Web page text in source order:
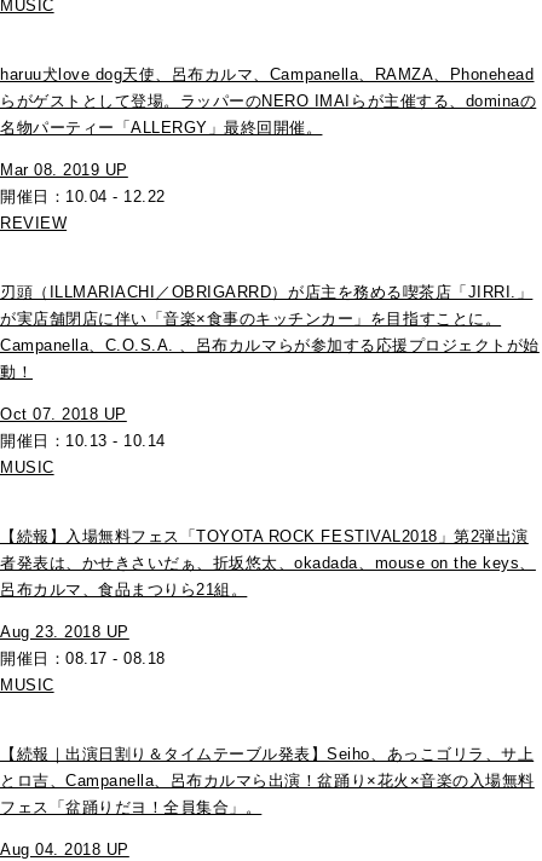
MUSIC
haruu犬love dog天使、呂布カルマ、Campanella、RAMZA、Phonehead
らがゲストとして登場。ラッパーのNERO IMAIらが主催する、dominaの
名物パーティー「ALLERGY」最終回開催。
Mar 08. 2019 UP
開催日：10.04 - 12.22
REVIEW
刃頭（ILLMARIACHI／OBRIGARRD）が店主を務める喫茶店「JIRRI.」
が実店舗閉店に伴い「音楽×食事のキッチンカー」を目指すことに。
Campanella、C.O.S.A. 、呂布カルマらが参加する応援プロジェクトが始
動！
Oct 07. 2018 UP
開催日：10.13 - 10.14
MUSIC
【続報】入場無料フェス「TOYOTA ROCK FESTIVAL2018」第2弾出演
者発表は、かせきさいだぁ、折坂悠太、okadada、mouse on the keys、
呂布カルマ、食品まつりら21組。
Aug 23. 2018 UP
開催日：08.17 - 08.18
MUSIC
【続報｜出演日割り＆タイムテーブル発表】Seiho、あっこゴリラ、サ上
とロ吉、Campanella、呂布カルマら出演！盆踊り×花火×音楽の入場無料
フェス「盆踊りだヨ！全員集合」。
Aug 04. 2018 UP